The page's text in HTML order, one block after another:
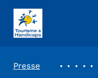
ASSOCIATION TOURISME ET HANDICAPS
Presse